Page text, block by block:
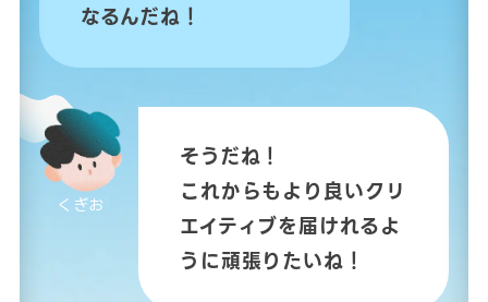
なるんだね！
くぎお
そうだね！
これからもより良いクリ
エイティブを届けれるよ
うに頑張りたいね！